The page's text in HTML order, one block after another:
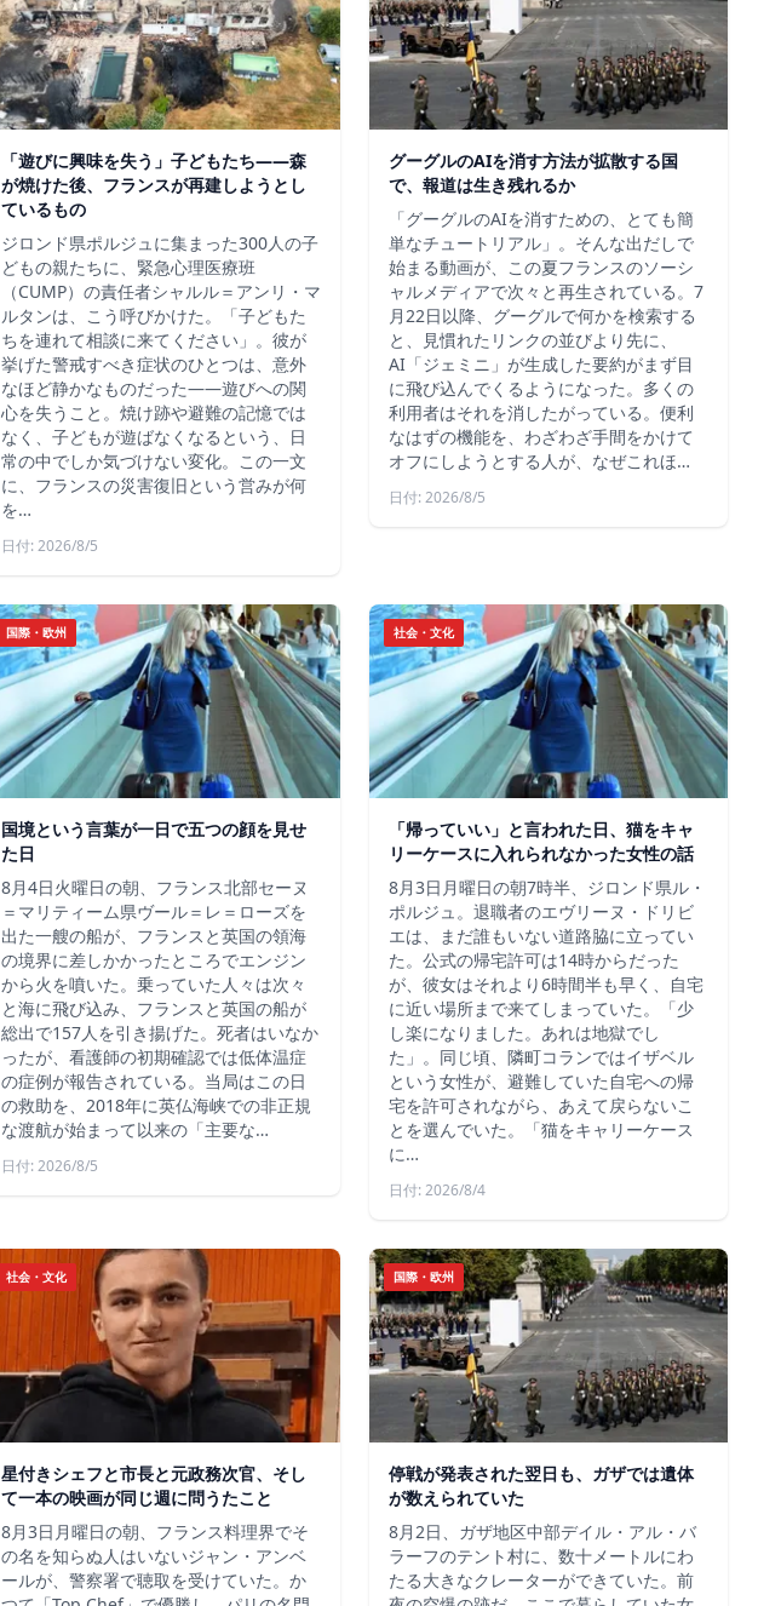
「遊びに興味を失う」子どもたち——森
が焼けた後、フランスが再建しようとし
ているもの
ジロンド県ポルジュに集まった300人の子
どもの親たちに、緊急心理医療班
（CUMP）の責任者シャルル＝アンリ・マ
ルタンは、こう呼びかけた。「子どもた
ちを連れて相談に来てください」。彼が
挙げた警戒すべき症状のひとつは、意外
なほど静かなものだった――遊びへの関
心を失うこと。焼け跡や避難の記憶では
なく、子どもが遊ばなくなるという、日
常の中でしか気づけない変化。この一文
に、フランスの災害復旧という営みが何
を…
日付: 2026/8/5
グーグルのAIを消す方法が拡散する国
で、報道は生き残れるか
「グーグルのAIを消すための、とても簡
単なチュートリアル」。そんな出だしで
始まる動画が、この夏フランスのソーシ
ャルメディアで次々と再生されている。7
月22日以降、グーグルで何かを検索する
と、見慣れたリンクの並びより先に、
AI「ジェミニ」が生成した要約がまず目
に飛び込んでくるようになった。多くの
利用者はそれを消したがっている。便利
なはずの機能を、わざわざ手間をかけて
オフにしようとする人が、なぜこれほ…
日付: 2026/8/5
国際・欧州
国境という言葉が一日で五つの顔を見せ
た日
8月4日火曜日の朝、フランス北部セーヌ
＝マリティーム県ヴール＝レ＝ローズを
出た一艘の船が、フランスと英国の領海
の境界に差しかかったところでエンジン
から火を噴いた。乗っていた人々は次々
と海に飛び込み、フランスと英国の船が
総出で157人を引き揚げた。死者はいなか
ったが、看護師の初期確認では低体温症
の症例が報告されている。当局はこの日
の救助を、2018年に英仏海峡での非正規
な渡航が始まって以来の「主要な…
日付: 2026/8/5
社会・文化
「帰っていい」と言われた日、猫をキャ
リーケースに入れられなかった女性の話
8月3日月曜日の朝7時半、ジロンド県ル・
ポルジュ。退職者のエヴリーヌ・ドリビ
エは、まだ誰もいない道路脇に立ってい
た。公式の帰宅許可は14時からだった
が、彼女はそれより6時間半も早く、自宅
に近い場所まで来てしまっていた。「少
し楽になりました。あれは地獄でし
た」。同じ頃、隣町コランではイザベル
という女性が、避難していた自宅への帰
宅を許可されながら、あえて戻らないこ
とを選んでいた。「猫をキャリーケース
に…
日付: 2026/8/4
社会・文化
星付きシェフと市長と元政務次官、そし
て一本の映画が同じ週に問うたこと
8月3日月曜日の朝、フランス料理界でそ
の名を知らぬ人はいないジャン・アンベ
ールが、警察署で聴取を受けていた。か
国際・欧州
停戦が発表された翌日も、ガザでは遺体
が数えられていた
8月2日、ガザ地区中部デイル・アル・バ
ラーフのテント村に、数十メートルにわ
たる大きなクレーターができていた。前